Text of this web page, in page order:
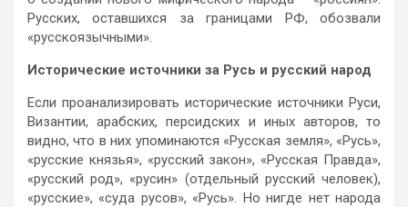
Русских, оставшихся за границами РФ, обозвали
«русскоязычными».
Исторические источники за Русь и русский народ
Если проанализировать исторические источники Руси,
Византии, арабских, персидских и иных авторов, то
видно, что в них упоминаются «Русская земля», «Русь»,
«русские князья», «русский закон», «Русская Правда»,
«русский род», «русин» (отдельный русский человек),
«русские», «суда русов», «Русь». Но нигде нет народа